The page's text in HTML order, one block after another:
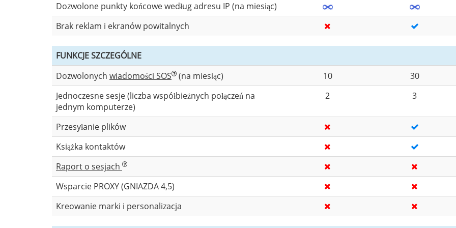
Dozwolone punkty końcowe według adresu IP (na miesiąc)
Brak reklam i ekranów powitalnych
FUNKCJE SZCZEGÓLNE
Dozwolonych wiadomości SOS (na miesiąc) 10
30
Jednoczesne sesje (liczba współbieżnych połączeń na
jednym komputerze)
2 3
Przesyłanie plików
Książka kontaktów
Raport o sesjach
Wsparcie PROXY (GNIAZDA 4,5)
Kreowanie marki i personalizacja